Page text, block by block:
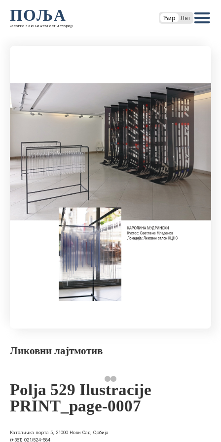
ПОЉА
часопис за књижевност и теорију
Ћир Лат
Ликовни лајтмотив
Polja 529 Ilustracije
PRINT_page-0007
Католичка порта 5, 21000 Нови Сад, Србија
(+381) 021/524-584